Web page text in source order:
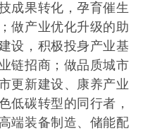
成果转化，孕育催生
做产业优化升级的助
设，积极投身产业基
链招商；做品质城市
更新建设、康养产业
低碳转型的同行者，
端装备制造、储能配